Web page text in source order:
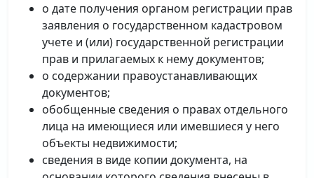
о дате получения органом регистрации прав
заявления о государственном кадастровом
учете и (или) государственной регистрации
прав и прилагаемых к нему документов;
о содержании правоустанавливающих
документов;
обобщенные сведения о правах отдельного
лица на имеющиеся или имевшиеся у него
объекты недвижимости;
сведения в виде копии документа, на